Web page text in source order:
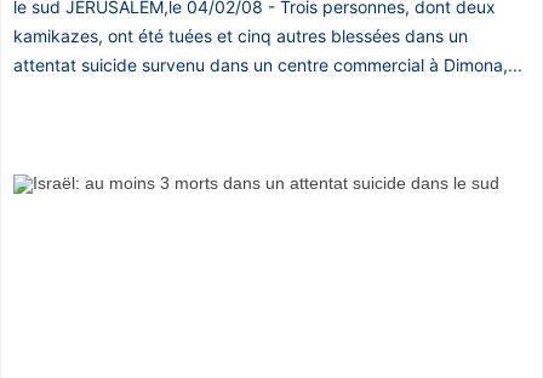
le sud JERUSALEM,le 04/02/08 - Trois personnes, dont deux
kamikazes, ont été tuées et cinq autres blessées dans un
attentat suicide survenu dans un centre commercial à Dimona,...